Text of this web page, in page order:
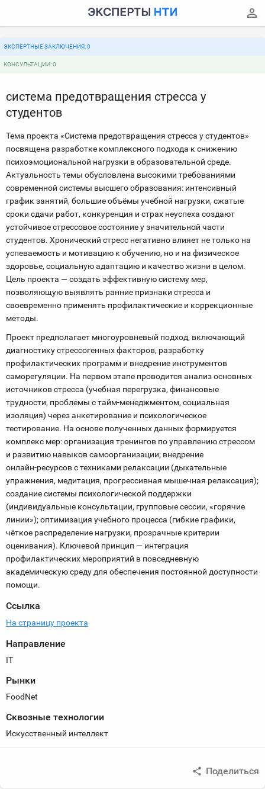
ЭКСПЕРТНЫЕ ЗАКЛЮЧЕНИЯ: 0
КОНСУЛЬТАЦИИ: 0
система предотвращения стресса у
студентов
Тема проекта «Система предотвращения стресса у студентов»
посвящена разработке комплексного подхода к снижению
психоэмоциональной нагрузки в образовательной среде.
Актуальность темы обусловлена высокими требованиями
современной системы высшего образования: интенсивный
график занятий, большие объёмы учебной нагрузки, сжатые
сроки сдачи работ, конкуренция и страх неуспеха создают
устойчивое стрессовое состояние у значительной части
студентов. Хронический стресс негативно влияет не только на
успеваемость и мотивацию к обучению, но и на физическое
здоровье, социальную адаптацию и качество жизни в целом.
Цель проекта — создать эффективную систему мер,
позволяющую выявлять ранние признаки стресса и
своевременно применять профилактические и коррекционные
методы.
Проект предполагает многоуровневый подход, включающий
диагностику стрессогенных факторов, разработку
профилактических программ и внедрение инструментов
саморегуляции. На первом этапе проводится анализ основных
источников стресса (учебная перегрузка, финансовые
трудности, проблемы с тайм‑менеджментом, социальная
изоляция) через анкетирование и психологическое
тестирование. На основе полученных данных формируется
комплекс мер: организация тренингов по управлению стрессом
и развитию навыков самоорганизации; внедрение
онлайн‑ресурсов с техниками релаксации (дыхательные
упражнения, медитация, прогрессивная мышечная релаксация);
создание системы психологической поддержки
(индивидуальные консультации, групповые сессии, «горячие
линии»); оптимизация учебного процесса (гибкие графики,
чёткое распределение нагрузки, прозрачные критерии
оценивания). Ключевой принцип — интеграция
профилактических мероприятий в повседневную
академическую среду для обеспечения постоянной доступности
помощи.
Ссылка
На страницу проекта
Направление
IT
Рынки
FoodNet
Сквозные технологии
Искусственный интеллект
Поделиться